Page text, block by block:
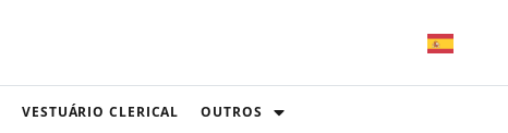
VESTUÁRIO CLERICAL OUTROS